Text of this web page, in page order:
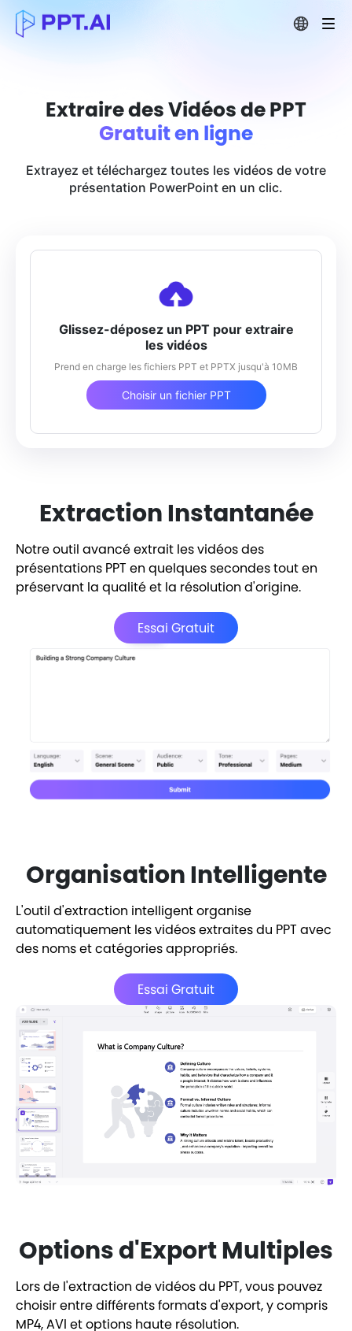
Extraire des Vidéos de PPT
Gratuit en ligne
Extrayez et téléchargez toutes les vidéos de votre
présentation PowerPoint en un clic.
Glissez-déposez un PPT pour extraire
les vidéos
Prend en charge les fichiers PPT et PPTX jusqu'à 10MB
Choisir un fichier PPT
Extraction Instantanée
Notre outil avancé extrait les vidéos des
présentations PPT en quelques secondes tout en
préservant la qualité et la résolution d'origine.
Essai Gratuit
Organisation Intelligente
L'outil d'extraction intelligent organise
automatiquement les vidéos extraites du PPT avec
des noms et catégories appropriés.
Essai Gratuit
Options d'Export Multiples
Lors de l'extraction de vidéos du PPT, vous pouvez
choisir entre différents formats d'export, y compris
MP4, AVI et options haute résolution.